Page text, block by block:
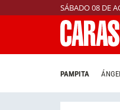
SÁBADO 08 DE
PAMPITA